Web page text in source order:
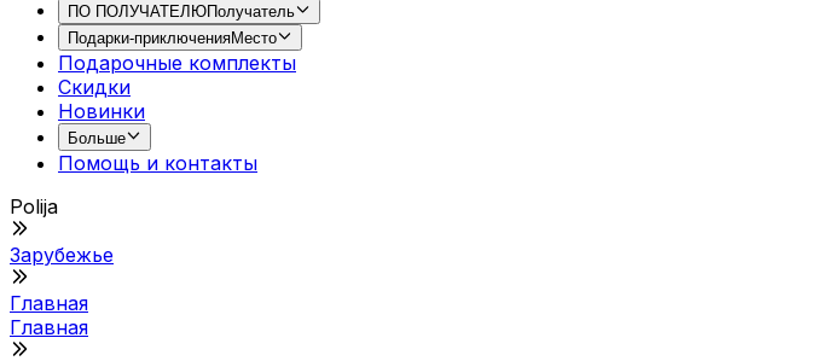
ПО ПОЛУЧАТЕЛЮПолучатель
Подарки-приключенияМесто
Подарочные комплекты
Скидки
Новинки
Больше
Помощь и контакты
Polija
Зарубежье
Главная
Главная